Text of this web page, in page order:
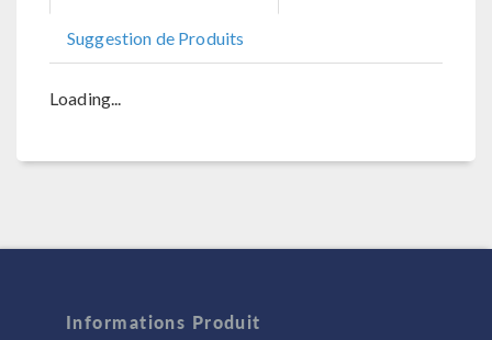
Suggestion de Produits
Loading...
Informations Produit